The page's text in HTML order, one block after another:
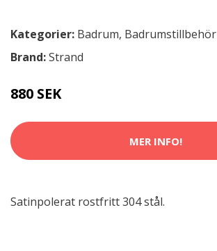
Kategorier: Badrum, Badrumstillbehör
Brand:Strand
880 SEK
MER INFO!
Satinpolerat rostfritt 304 stål.